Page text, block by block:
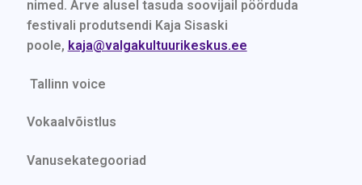
nimed. Arve alusel tasuda soovijail pöörduda
festivali produtsendi Kaja Sisaski
poole, kaja@valgakultuurikeskus.ee
Tallinn voice
Vokaalvõistlus
Vanusekategooriad